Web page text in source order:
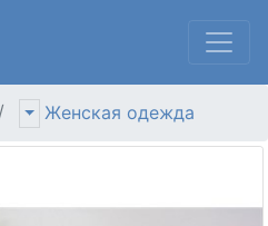
Женская одежда